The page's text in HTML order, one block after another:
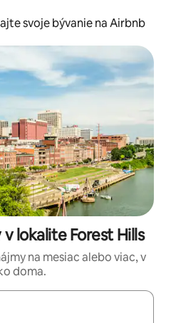
svoje bývanie na Airbnb
lokalite Forest Hills
na mesiac alebo viac, v
doma.
môžete si ich prechádzať